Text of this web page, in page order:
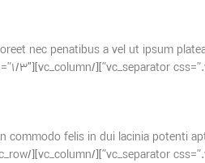
nec penatibus a vel ut ipsum
commodo felis in dui lacinia potenti